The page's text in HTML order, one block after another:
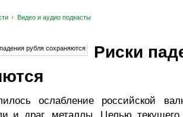
Видео и аудио подкасты
Риски
ослабление российской
и драг. металлы. Целью